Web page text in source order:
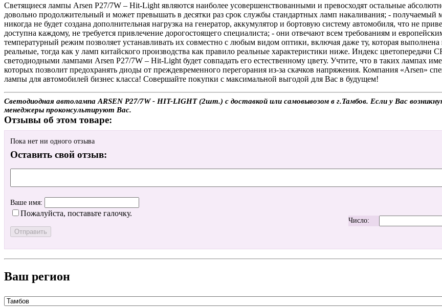
Cветящиеся лампы Arsen P27/7W – Hit-Light являются наиболее усовершенствованными и превосходят остальные
довольно продолжительный и может превышать в десятки раз срок службы стандартных ламп накаливания; -
никогда не будет создана дополнительная нагрузка на генератор, аккумулятор и бортовую систему автомобиля, что не
доступна каждому, не требуется привлечение дорогостоящего специалиста; - они отвечают всем требованиям и
температурный режим позволяет устанавливать их совместно с любым видом оптики, включая даже ту, которая
реальные, тогда как у ламп китайского производства как правило реальные характеристики ниже. Индекс цветопередачи
светодиодными лампами Arsen P27/7W – Hit-Light будет совпадать его естественному цвету. Учтите, что в таких лампах
которых позволит предохранять диоды от преждевременного перегорания из-за скачков напряжения. Компания «Arsen»
лампы для автомобилей бизнес класса! Совершайте покупки с максимальной выгодой для Вас в будущем!
Светодиодная автолампа ARSEN P27/7W - HIT-LIGHT (2шт.) с доставкой или самовывозом в г.Тамбов. Если у Вас
менеджеры проконсультируют Вас.
Отзывы об этом товаре:
Пока нет ни одного отзыва
Оставить свой отзыв:
Ваше имя:
Пожалуйста, поставьте галочку.
Число:
Ваш регион